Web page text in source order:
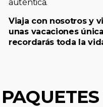
auténtica.
Viaja con nosotros y
unas vacaciones
recordarás toda la